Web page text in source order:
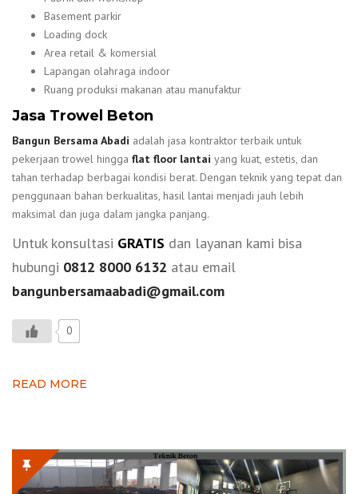
Basement parkir
Loading dock
Area retail & komersial
Lapangan olahraga indoor
Ruang produksi makanan atau manufaktur
Jasa Trowel Beton
Bangun Bersama Abadi adalah jasa kontraktor terbaik untuk
pekerjaan trowel hingga flat floor lantai yang kuat, estetis, dan
tahan terhadap berbagai kondisi berat. Dengan teknik yang tepat dan
penggunaan bahan berkualitas, hasil lantai menjadi jauh lebih
maksimal dan juga dalam jangka panjang.
Untuk konsultasi GRATIS dan layanan kami bisa
hubungi 0812 8000 6132 atau email
bangunbersamaabadi@gmail.com
0
READ MORE